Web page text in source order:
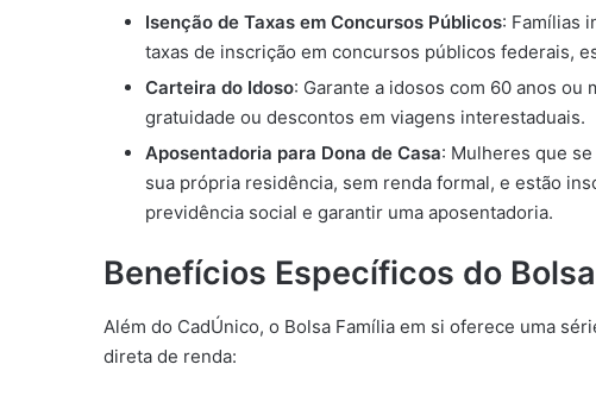
Isenção de Taxas em Concursos Públicos: Famílias
taxas de inscrição em concursos públicos federais,
Carteira do Idoso: Garante a idosos com 60 anos
gratuidade ou descontos em viagens interestaduais.
Aposentadoria para Dona de Casa: Mulheres que
sua própria residência, sem renda formal, e estão
previdência social e garantir uma aposentadoria.
Benefícios Específicos do
Além do CadÚnico, o Bolsa Família em si oferece uma
direta de renda: